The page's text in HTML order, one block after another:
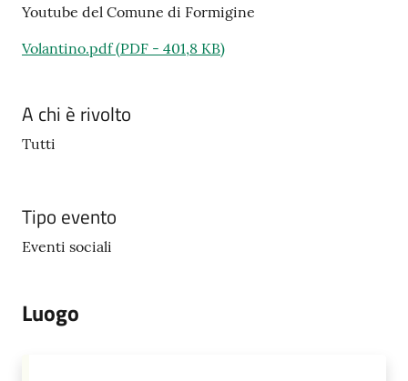
Youtube del Comune di Formigine
Volantino.pdf(PDF - 401,8 KB)
A chi è rivolto
Tutti
Tipo evento
Eventi sociali
Luogo